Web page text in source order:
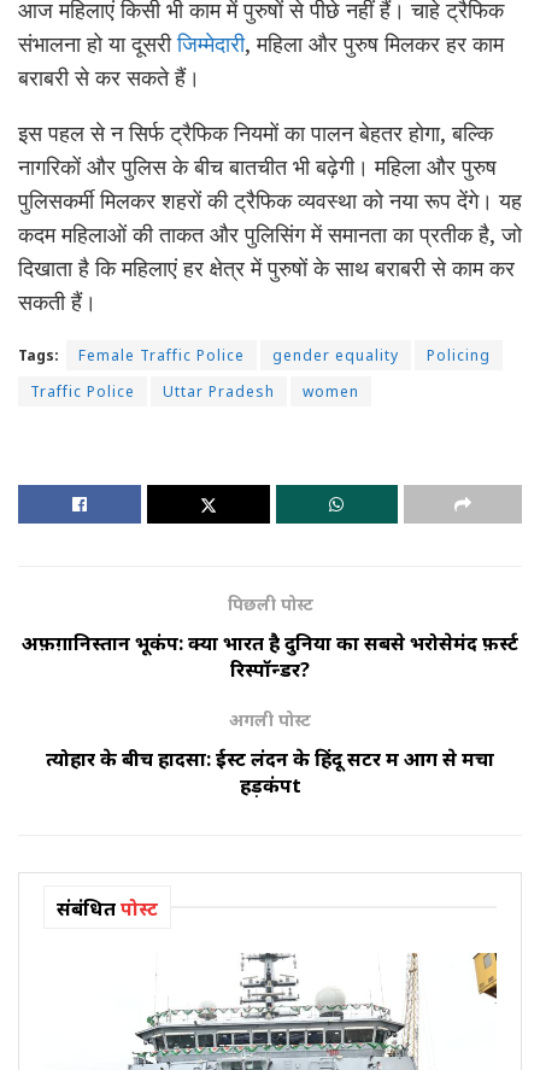
आज महिलाएं किसी भी काम में पुरुषों से पीछे नहीं हैं। चाहे ट्रैफिक
संभालना हो या दूसरीजिम्मेदारी, महिला और पुरुष मिलकर हर काम
बराबरी से कर सकते हैं।
इस पहल से न सिर्फ ट्रैफिक नियमों का पालन बेहतर होगा, बल्कि
नागरिकों और पुलिस के बीच बातचीत भी बढ़ेगी। महिला और पुरुष
पुलिसकर्मी मिलकर शहरों की ट्रैफिक व्यवस्था को नया रूप देंगे। यह
कदम महिलाओं की ताकत और पुलिसिंग में समानता का प्रतीक है, जो
दिखाता है कि महिलाएं हर क्षेत्र में पुरुषों के साथ बराबरी से काम कर
सकती हैं।
Tags: Female Traffic Police gender equality
Policing
Traffic Police
Uttar Pradesh women
पिछली पोस्ट
अफ़ग़ानिस्तान भूकंप: क्यों भारत है दुनिया का सबसे भरोसेमंद फ़र्स्ट
रिस्पॉन्डर?
अगली पोस्ट
त्योहार के बीच हादसा: ईस्ट लंदन के हिंदू सेंटर में आग से मचा
हड़कंपt
संबंधितपोस्ट